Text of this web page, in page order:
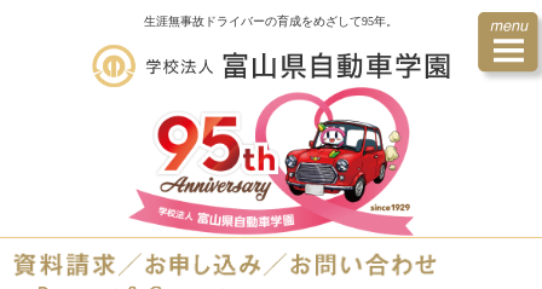
生涯無事故ドライバーの育成をめざして95年。